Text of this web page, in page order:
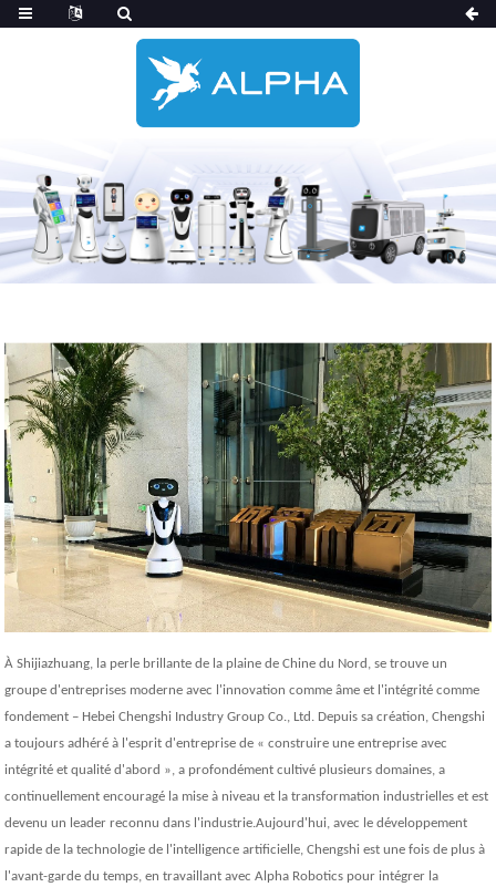
À Shijiazhuang, la perle brillante de la plaine de Chine du Nord, se trouve un
groupe d'entreprises moderne avec l'innovation comme âme et l'intégrité comme
fondement – ​​Hebei Chengshi Industry Group Co., Ltd. Depuis sa création, Chengshi
a toujours adhéré à l'esprit d'entreprise de « construire une entreprise avec
intégrité et qualité d'abord », a profondément cultivé plusieurs domaines, a
continuellement encouragé la mise à niveau et la transformation industrielles et est
devenu un leader reconnu dans l'industrie.Aujourd'hui, avec le développement
rapide de la technologie de l'intelligence artificielle, Chengshi est une fois de plus à
l'avant-garde du temps, en travaillant avec Alpha Robotics pour intégrer la